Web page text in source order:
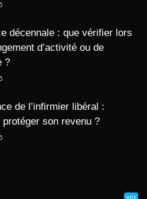
décennale : que vérifier lors
d’activité ou de
?
de l’infirmier libéral :
protéger son revenu ?